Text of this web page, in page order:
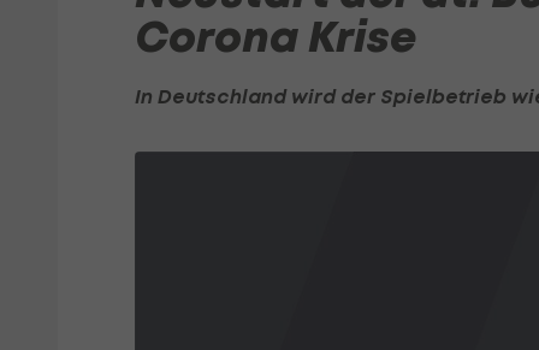
Corona Krise
In Deutschlandwird der Spielbetrieb